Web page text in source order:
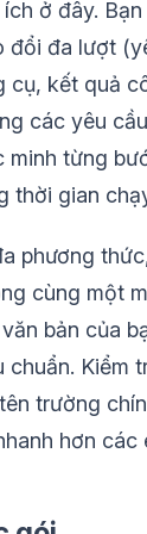
ở đây.
đổi đa lượt
cụ, kết quả
các yêu
minh từng
thời gian
phương
cùng một
bản của
Kiểm
trường
hơn các